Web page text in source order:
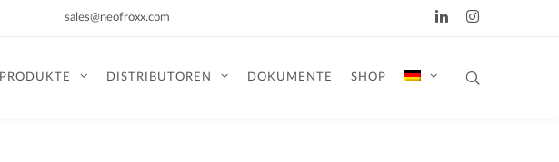
sales@neofroxx.com
PRODUKTE DISTRIBUTOREN DOKUMENTE SHOP